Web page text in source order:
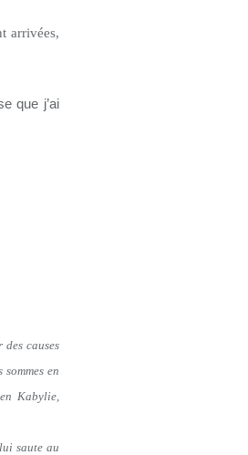
arrivées,
que j’ai
causes
en
Kabylie,
saute au